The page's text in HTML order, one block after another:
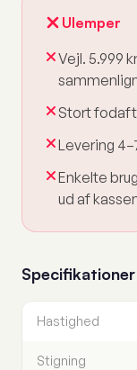
Ulemper
Vejl. 5.999
Stort
Levering
Enkelte
ud af
Specifikationer
Hastighed
Stigning